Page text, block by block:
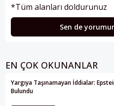
*Tüm alanları doldurunuz
Sen de
EN ÇOK OKUNANLAR
Yargıya Taşınamayan İddialar:
Bulundu